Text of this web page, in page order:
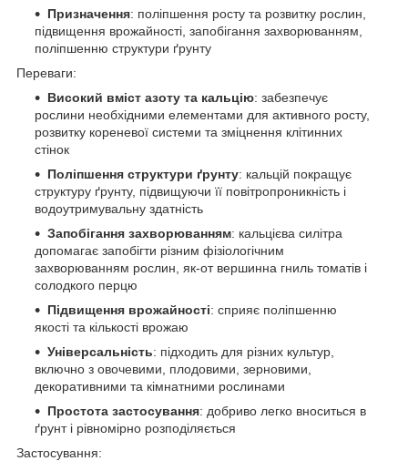
Призначення: поліпшення росту та розвитку рослин,
підвищення врожайності, запобігання захворюванням,
поліпшенню структури ґрунту
Переваги:
Високий вміст азоту та кальцію: забезпечує
рослини необхідними елементами для активного росту,
розвитку кореневої системи та зміцнення клітинних
стінок
Поліпшення структури ґрунту: кальцій покращує
структуру ґрунту, підвищуючи її повітропроникність і
водоутримувальну здатність
Запобігання захворюванням: кальцієва силітра
допомагає запобігти різним фізіологічним
захворюванням рослин, як-от вершинна гниль томатів і
солодкого перцю
Підвищення врожайності: сприяє поліпшенню
якості та кількості врожаю
Універсальність: підходить для різних культур,
включно з овочевими, плодовими, зерновими,
декоративними та кімнатними рослинами
Простота застосування: добриво легко вноситься в
ґрунт і рівномірно розподіляється
Застосування: